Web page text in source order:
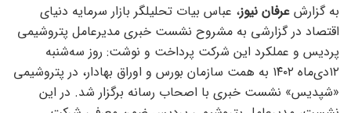
به گزارش عرفان نیوز، عباس بیات تحلیلگر بازار سرمایه دنیای
اقتصاد در گزارشی به مشروح نشست خبری مدیرعامل پتروشیمی
پردیس و عملکرد این شرکت پرداخت و نوشت: روز سه‏‏‌شنبه
۱۲دی‌ماه ۱۴۰۲ به همت سازمان بورس و اوراق بهادار، در پتروشیمی
«شپدیس» نشست خبری با اصحاب رسانه برگزار شد. در این